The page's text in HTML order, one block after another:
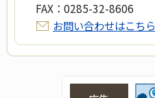
FAX： 0285-32-8606
お問い合わせはこちら